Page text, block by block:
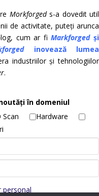
Morkforgeds-a dovedit util
de activitate, puteți arunca
cum ar fiMarkforgedși
inovează lumea
industriilor și tehnologiilor
.
în domeniul
Scan
Hardware
personal